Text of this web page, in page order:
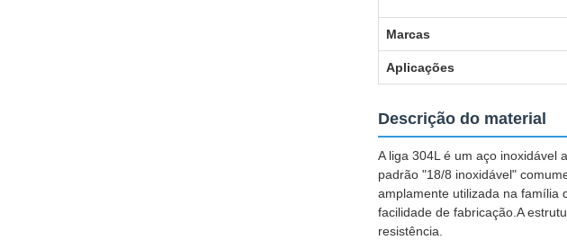
Marcas
Aplicações
Descrição do material
A liga 304L é um aço inoxidável
padrão "18/8 inoxidável"
amplamente utilizada na família
facilidade de fabricação.A
resistência.